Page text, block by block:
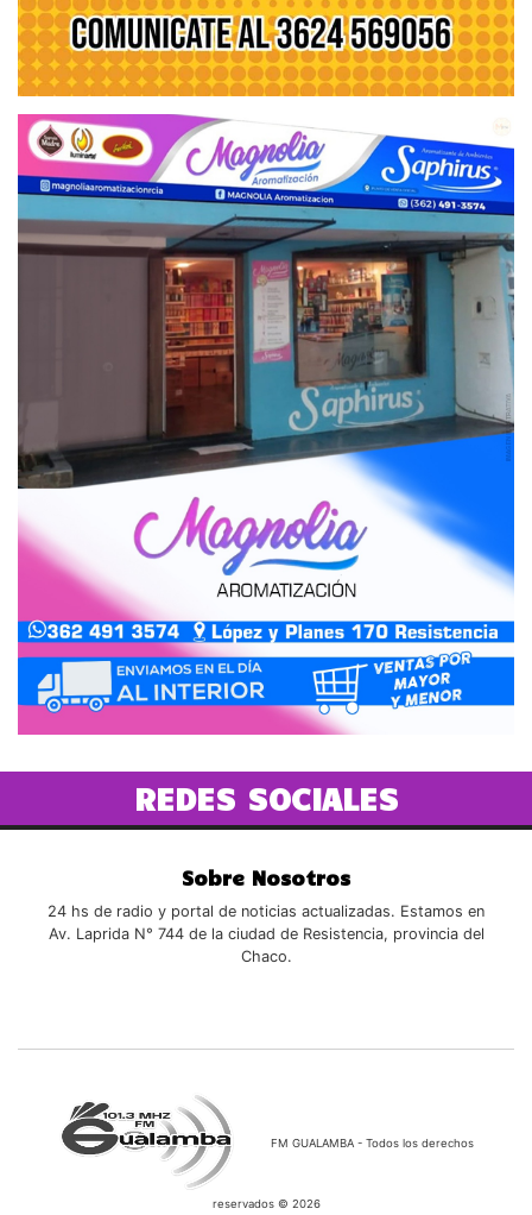
REDES SOCIALES
Sobre Nosotros
24 hs de radio y portal de noticias actualizadas. Estamos en
Av. Laprida N° 744 de la ciudad de Resistencia, provincia del
Chaco.
FM GUALAMBA - Todos los derechos
reservados © 2026